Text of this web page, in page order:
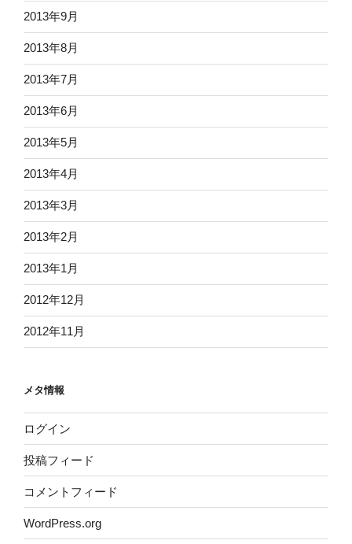
2013年9月
2013年8月
2013年7月
2013年6月
2013年5月
2013年4月
2013年3月
2013年2月
2013年1月
2012年12月
2012年11月
メタ情報
ログイン
投稿フィード
コメントフィード
WordPress.org